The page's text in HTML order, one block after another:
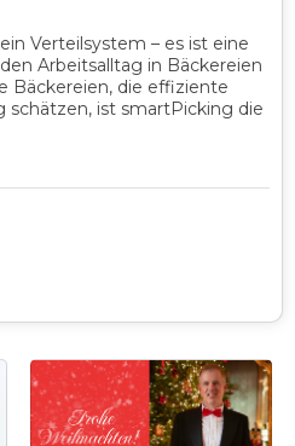
Verteilsystem – es ist eine
Arbeitsalltag in Bäckereien
Bäckereien, die effiziente
schätzen, ist smartPicking die